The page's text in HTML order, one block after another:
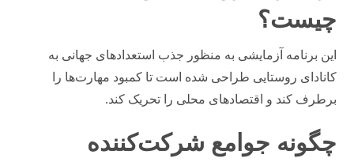
چیست؟
این برنامه آزمایشی به منظور جذب استعدادهای جهانی به
کانادای روستایی طراحی شده است تا کمبود مهارت‌ها را
برطرف کند و اقتصادهای محلی را تحریک کند.
چگونه جوامع شرکت‌کننده